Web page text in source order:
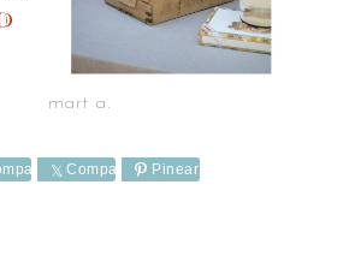
mart a.
Comparte Pinear